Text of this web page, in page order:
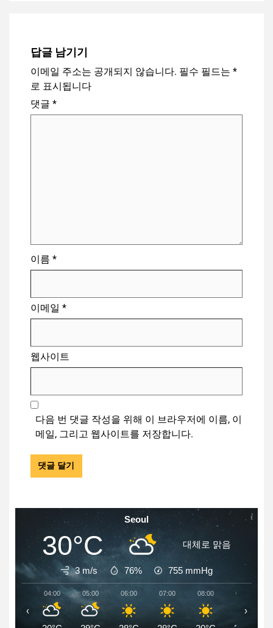
답글 남기기
이메일 주소는 공개되지 않습니다. 필수 필드는 *
로 표시됩니다
댓글 *
이름 *
이메일 *
웹사이트
다음 번 댓글 작성을 위해 이 브라우저에 이름, 이
메일, 그리고 웹사이트를 저장합니다.
Seoul
30°C 대체로 맑음
3 m/s 76% 755 mmHg
04:00 05:00 06:00 07:00 08:00 09:00
‹ ›